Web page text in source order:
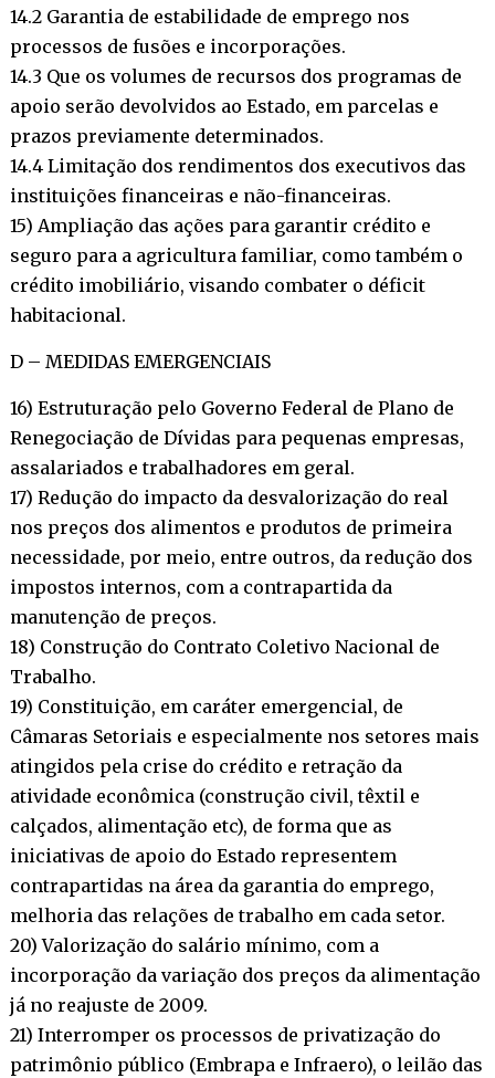
14.2 Garantia de estabilidade de emprego nos
processos de fusões e incorporações.
14.3 Que os volumes de recursos dos programas de
apoio serão devolvidos ao Estado, em parcelas e
prazos previamente determinados.
14.4 Limitação dos rendimentos dos executivos das
instituições financeiras e não-financeiras.
15) Ampliação das ações para garantir crédito e
seguro para a agricultura familiar, como também o
crédito imobiliário, visando combater o déficit
habitacional.
D – MEDIDAS EMERGENCIAIS
16) Estruturação pelo Governo Federal de Plano de
Renegociação de Dívidas para pequenas empresas,
assalariados e trabalhadores em geral.
17) Redução do impacto da desvalorização do real
nos preços dos alimentos e produtos de primeira
necessidade, por meio, entre outros, da redução dos
impostos internos, com a contrapartida da
manutenção de preços.
18) Construção do Contrato Coletivo Nacional de
Trabalho.
19) Constituição, em caráter emergencial, de
Câmaras Setoriais e especialmente nos setores mais
atingidos pela crise do crédito e retração da
atividade econômica (construção civil, têxtil e
calçados, alimentação etc), de forma que as
iniciativas de apoio do Estado representem
contrapartidas na área da garantia do emprego,
melhoria das relações de trabalho em cada setor.
20) Valorização do salário mínimo, com a
incorporação da variação dos preços da alimentação
já no reajuste de 2009.
21) Interromper os processos de privatização do
patrimônio público (Embrapa e Infraero), o leilão das